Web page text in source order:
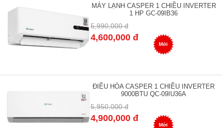
MÁY LẠNH CASPER 1 CHIỀU INVERTER
1 HP GC-09IB36
5,990,000 đ
4,600,000 đ
Mới
ĐIỀU HÒA CASPER 1 CHIỀU INVERTER
9000BTU QC-09IU36A
5,950,000 đ
4,900,000 đ
Mới